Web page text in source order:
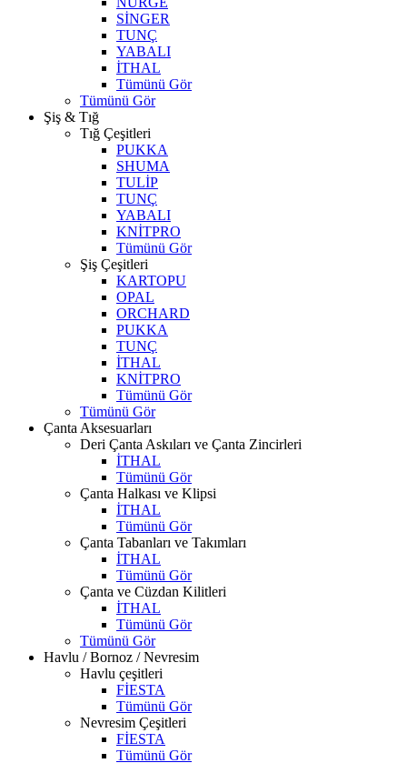
SİNGER
TUNÇ
YABALI
İTHAL
Tümünü Gör
Tümünü Gör
Şiş & Tığ
Tığ Çeşitleri
PUKKA
SHUMA
TULİP
TUNÇ
YABALI
KNİTPRO
Tümünü Gör
Şiş Çeşitleri
KARTOPU
OPAL
ORCHARD
PUKKA
TUNÇ
İTHAL
KNİTPRO
Tümünü Gör
Tümünü Gör
Çanta Aksesuarları
Deri Çanta Askıları ve Çanta Zincirleri
İTHAL
Tümünü Gör
Çanta Halkası ve Klipsi
İTHAL
Tümünü Gör
Çanta Tabanları ve Takımları
İTHAL
Tümünü Gör
Çanta ve Cüzdan Kilitleri
İTHAL
Tümünü Gör
Tümünü Gör
Havlu / Bornoz / Nevresim
Havlu çeşitleri
FİESTA
Tümünü Gör
Nevresim Çeşitleri
FİESTA
Tümünü Gör